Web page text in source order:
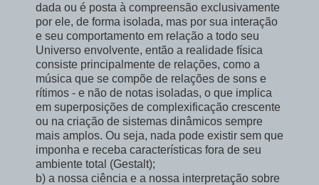
dada ou é posta à compreensão exclusivamente
por ele, de forma isolada, mas por sua interação
e seu comportamento em relação a todo seu
Universo envolvente, então a realidade física
consiste principalmente de relações, como a
música que se compõe de relações de sons e
rítimos - e não de notas isoladas, o que implica
em superposições de complexificação crescente
ou na criação de sistemas dinâmicos sempre
mais amplos. Ou seja, nada pode existir sem que
imponha e receba características fora de seu
ambiente total (Gestalt);
b) a nossa ciência e a nossa interpretação sobre